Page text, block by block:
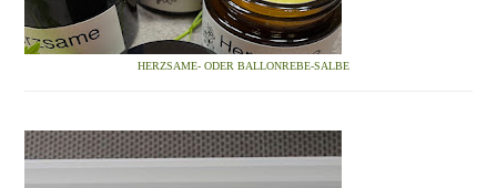
HERZSAME- ODER BALLONREBE-SALBE